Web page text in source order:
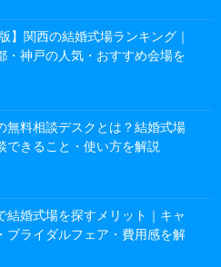
】関西の結婚式場ランキング｜
・神戸の人気・おすすめ会場を
無料相談デスクとは？結婚式場
できること・使い方を解説
結婚式場を探すメリット｜キャ
ブライダルフェア・費用感を解